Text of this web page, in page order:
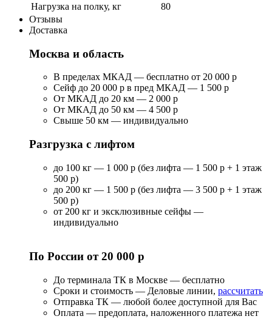
Нагрузка на полку, кг
80
Отзывы
Доставка
Москва и область
В пределах МКАД — бесплатно от 20 000 р
Сейф до 20 000 р в пред МКАД — 1 500 р
От МКАД до 20 км — 2 000 р
От МКАД до 50 км — 4 500 р
Свыше 50 км — индивидуально
Разгрузка с лифтом
до 100 кг — 1 000 р (без лифта — 1 500 р + 1 этаж
500 р)
до 200 кг — 1 500 р (без лифта — 3 500 р + 1 этаж
500 р)
от 200 кг и эксклюзивные сейфы —
индивидуально
По России от 20 000 р
До терминала ТК в Москве — бесплатно
Сроки и стоимость — Деловые линии, рассчитать
Отправка ТК — любой более доступной для Вас
Оплата — предоплата, наложенного платежа нет